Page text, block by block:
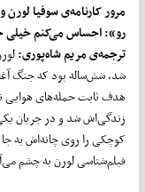
مرور کارنامه‌ی سوفیا
رو»: احساس می‌کنم خیلی
ترجمه‌ی مریم شاه‌پوری:
شد، شش‌ساله بود که جنگ
هدف ثابت حمله‌های هوایی
زندگی‌اش شد و در جریان
کوچکی را روی چانه‌اش به
فیلم‌شناسی لورن به چشم